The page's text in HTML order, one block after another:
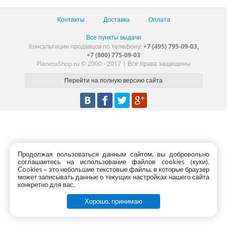
Контакты Доставка Оплата
Все пункты выдачи
Консультации продавцов по телефону: +7 (495) 795-09-03,
+7 (800) 775-09-03
PlanetaShop.ru © 2000 - 2017 | Все права защищены
Продолжая пользоваться данным сайтом, вы добровольно
соглашаетесь на использование файлов cookies (куки).
Сookies – это небольшие текстовые файлы, в которые браузер
может записывать данные о текущих настройках нашего сайта
конкретно для вас.
Хорошо, принимаю